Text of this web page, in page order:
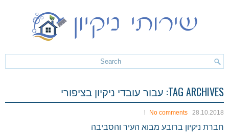
TAG ARCHIVES: עבור עובדי ניקיון בציפורי
28.10.2018
No comments
חברת ניקיון ברובע מבוא העיר והסביבה